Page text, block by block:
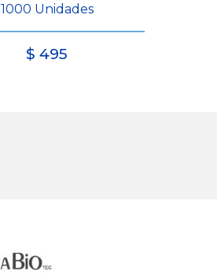
1000 Unidades
$495